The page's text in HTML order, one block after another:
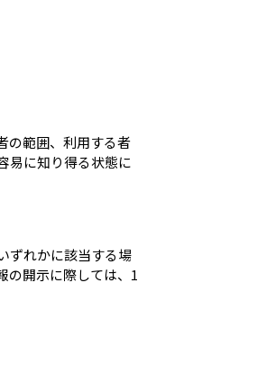
の範囲、利用する者
易に知り得る状態に
ずれかに該当する場
の開示に際しては、1